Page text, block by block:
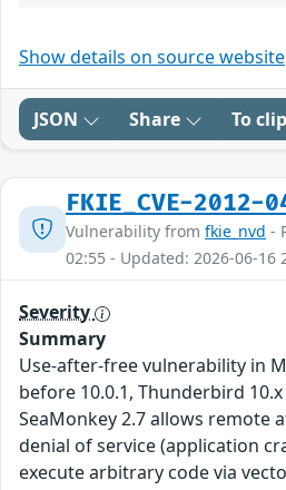
Show details on source website
JSON Share To
FKIE_CVE-2012-
Vulnerability from fkie_nvd -
02:55 - Updated: 2026-06-16
Severity
Summary
Use-after-free vulnerability in
before 10.0.1, Thunderbird
SeaMonkey 2.7 allows remote
denial of service (application
execute arbitrary code via